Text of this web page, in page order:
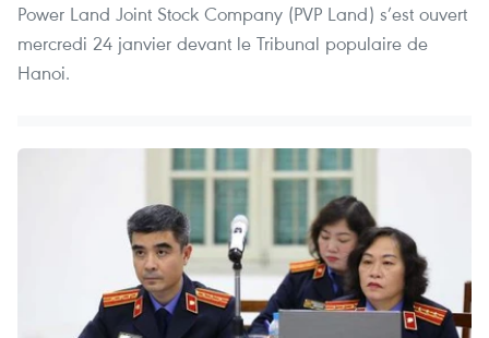
Power Land Joint Stock Company (PVP Land) s’est ouvert
mercredi 24 janvier devant le Tribunal populaire de
Hanoi.